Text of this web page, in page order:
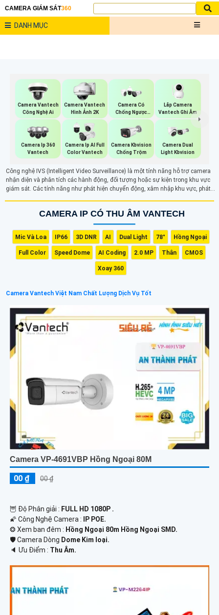
CAMERA GIÁM SÁT360
DANH MỤC
Camera Vantech
Công Nghệ Ai
Camera Vantech
Hình Ảnh 2K
Camera Có
Chống Ngược
Sáng Vantech
Lắp Camera
Vantech Ghi Âm
Camera Ip 360
Vantech
Camera Ip AI Full
Color Vantech
Camera Kbvision
Chống Trộm
Camera Dual
Light Kbvision
Công nghệ IVS (Intelligent Video Surveillance) là một tính năng hỗ trợ camera
nhận diện và phân tích các hành động, đối tượng hoặc sự kiện trong khu vực
giám sát. Các tính năng như phát hiện chuyển động, xâm nhập khu vực, phát
trong các tình huống khác nhau.
CAMERA IP CÓ THU ÂM VANTECH
Mic Và Loa IP66 3D DNR AI Dual Light 78° Hồng Ngoại
Full Color Speed Dome AI Coding 2.0 MP Thân CMOS
Xoay 360
Camera Vantech Việt Nam Chất Lượng Dịch Vụ Tốt
Camera VP-4691VBP Hồng Ngoại 80M
00 ₫ 00 ₫
🦉 Độ Phân giải : FULL HD 1080P .
🌠 Công Nghệ Camera :
IP POE.
❂ Xem ban đêm : Hồng Ngoại 80m Hồng Ngoại SMD.
🛡 Camera Dòng Dome Kim loại.
️🔈 Ưu Điểm : Thu Âm.